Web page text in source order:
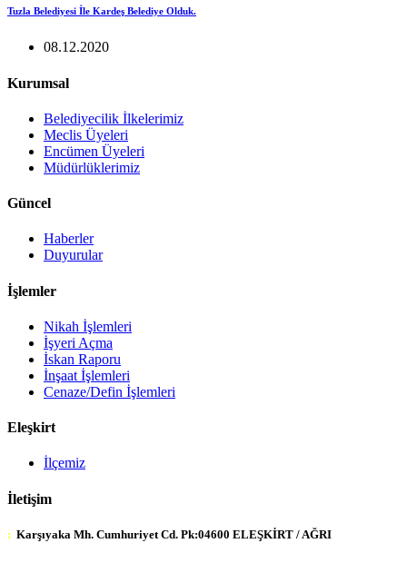
Tuzla Belediyesi İle Kardeş Belediye Olduk.
08.12.2020
Kurumsal
Belediyecilik İlkelerimiz
Meclis Üyeleri
Encümen Üyeleri
Müdürlüklerimiz
Güncel
Haberler
Duyurular
İşlemler
Nikah İşlemleri
İşyeri Açma
İskan Raporu
İnşaat İşlemleri
Cenaze/Defin İşlemleri
Eleşkirt
İlçemiz
İletişim
: Karşıyaka Mh. Cumhuriyet Cd. Pk:04600 ELEŞKİRT / AĞRI